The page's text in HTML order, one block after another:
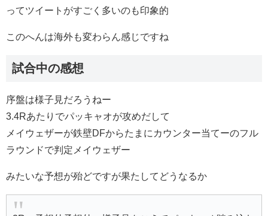
ってツイートがすごく多いのも印象的
このへんは海外も変わらん感じですね
試合中の感想
序盤は様子見だろうねー
3.4Rあたりでパッキャオが攻めだして
メイウェザーが鉄壁DFからたまにカウンター当てーのフル
ラウンドで判定メイウェザー
みたいな予想が殆どですが果たしてどうなるか